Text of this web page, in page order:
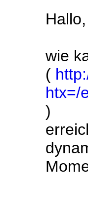
Hallo,
wie
(
htx=/
)